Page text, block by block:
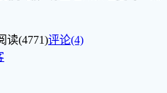
读(4771)评论(4)